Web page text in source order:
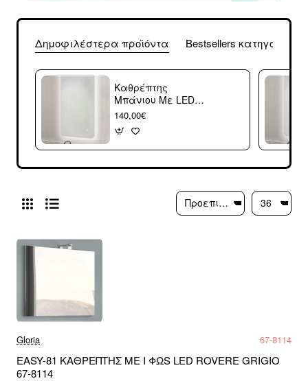
Δημοφιλέστερα προϊόντα Bestsellers κατηγορίας
Καθρέπτης
Μπάνιου Με LED
Kolossos Square
(60x80cm) 876880
140,00€
Gloria 67-8114
EASY-81 ΚΑΘΡΕΠΤΗΣ ME Ι ΦΩS LED ROVERE GRIGIO
67-8114